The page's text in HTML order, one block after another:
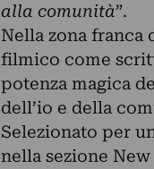
alla comunità”.
Nella zona franca
filmico come
potenza magica
dell’io e della
Selezionato per
nella sezione